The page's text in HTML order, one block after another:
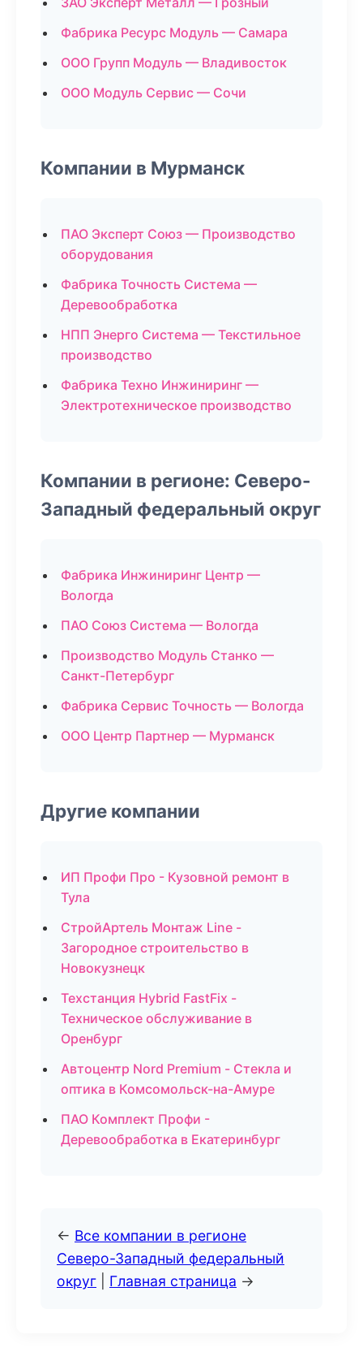
Фабрика Ресурс Модуль — Самара
ООО Групп Модуль — Владивосток
ООО Модуль Сервис — Сочи
Компании в Мурманск
ПАО Эксперт Союз — Производство
оборудования
Фабрика Точность Система —
Деревообработка
НПП Энерго Система — Текстильное
производство
Фабрика Техно Инжиниринг —
Электротехническое производство
Компании в регионе: Северо-
Западный федеральный округ
Фабрика Инжиниринг Центр —
Вологда
ПАО Союз Система — Вологда
Производство Модуль Станко —
Санкт-Петербург
Фабрика Сервис Точность — Вологда
ООО Центр Партнер — Мурманск
Другие компании
ИП Профи Про - Кузовной ремонт в
Тула
СтройАртель Монтаж Line -
Загородное строительство в
Новокузнецк
Техстанция Hybrid FastFix -
Техническое обслуживание в
Оренбург
Автоцентр Nord Premium - Стекла и
оптика в Комсомольск-на-Амуре
ПАО Комплект Профи -
Деревообработка в Екатеринбург
← Все компании в регионе
Северо-Западный федеральный
округ
Главная страница →